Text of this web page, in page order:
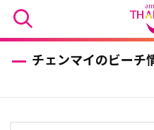
チェンマイのビーチ